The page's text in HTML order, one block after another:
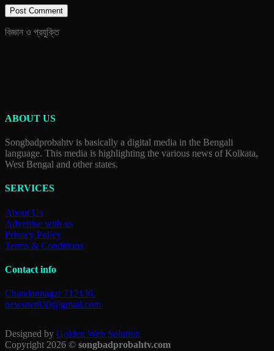
বিজ্ঞান ও প্রযুক্তি
ABOUT US
Songbadprobahtv is basically a digital media in the Bengali
language. This media is highlighting the various news of Kolkata,
West Bengal and other states.
SERVICES
About Us
Advertise with us
Privacy Policy
Terms & Conditions
Contact info
Chandannagar 712136.
newsnet830@gmail.com
Designed by Golden Web Solution
Copyright 2026 © songbadprobahtv.com